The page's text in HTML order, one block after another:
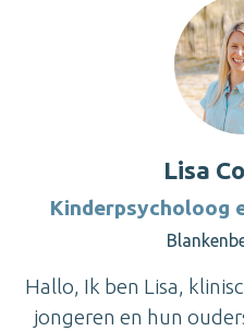
Lisa
Kinderpsycholoog
Hallo, Ik ben Lisa,
jongeren en hun